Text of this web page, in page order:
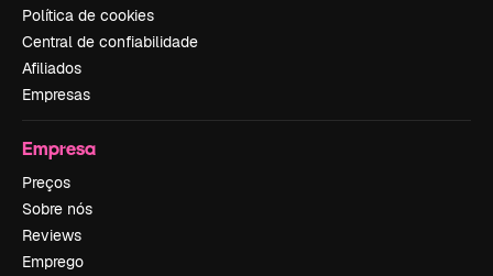
Política de cookies
Central de confiabilidade
Afiliados
Empresas
Empresa
Preços
Sobre nós
Reviews
Emprego